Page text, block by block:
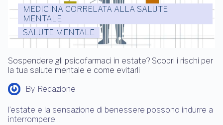
MEDICINA CORRELATA ALLA SALUTE
MENTALE
SALUTE MENTALE
Sospendere gli psicofarmaci in estate? Scopri i rischi per
la tua salute mentale e come evitarli
By Redazione
l’estate e la sensazione di benessere possono indurre a
interrompere…